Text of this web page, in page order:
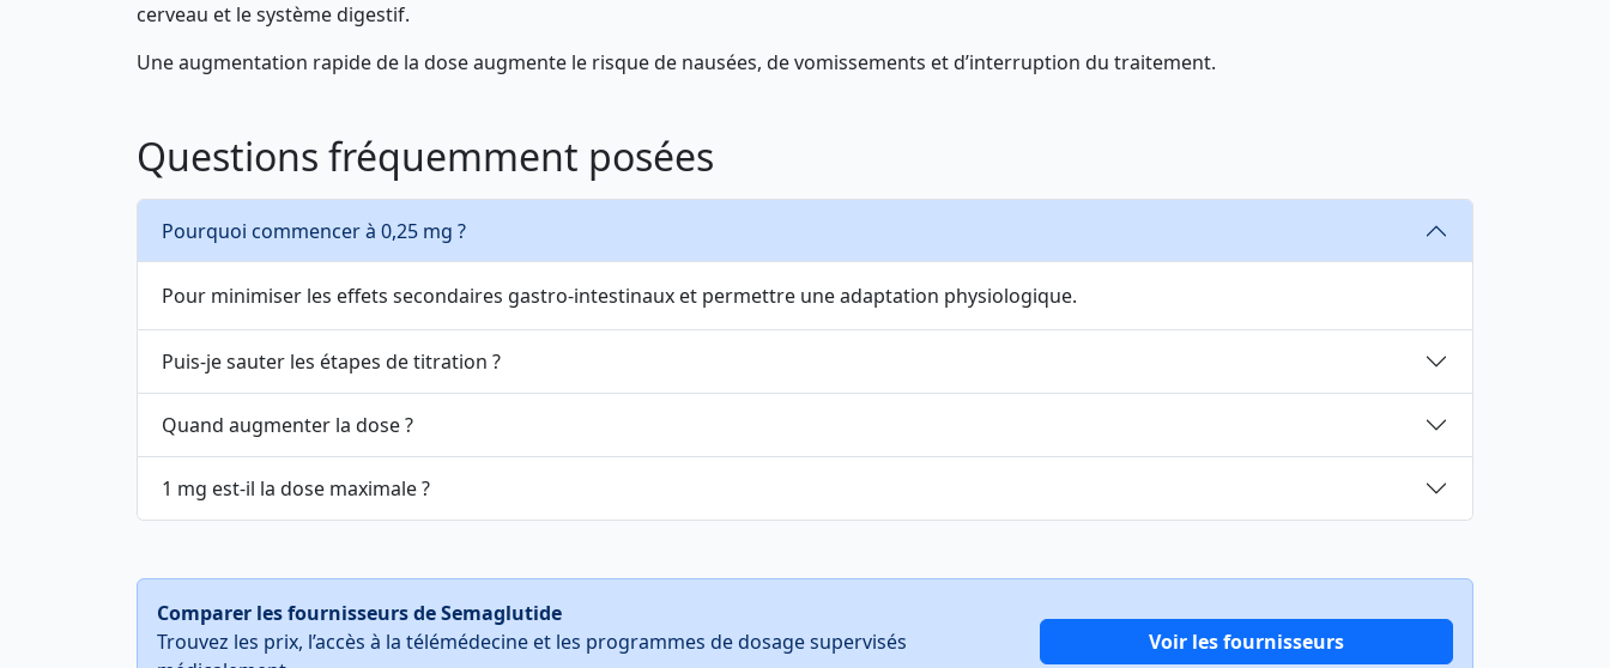
cerveau et le système digestif.
Une augmentation rapide de la dose augmente le risque de nausées, de vomissements et d’interruption du traitement.
Questions fréquemment posées
Pourquoi commencer à 0,25 mg ?
Pour minimiser les effets secondaires gastro-intestinaux et permettre une adaptation physiologique.
Puis-je sauter les étapes de titration ?
Quand augmenter la dose ?
1 mg est-il la dose maximale ?
Comparer les fournisseurs de Semaglutide
Trouvez les prix, l’accès à la télémédecine et les programmes de dosage supervisés
Voir les fournisseurs